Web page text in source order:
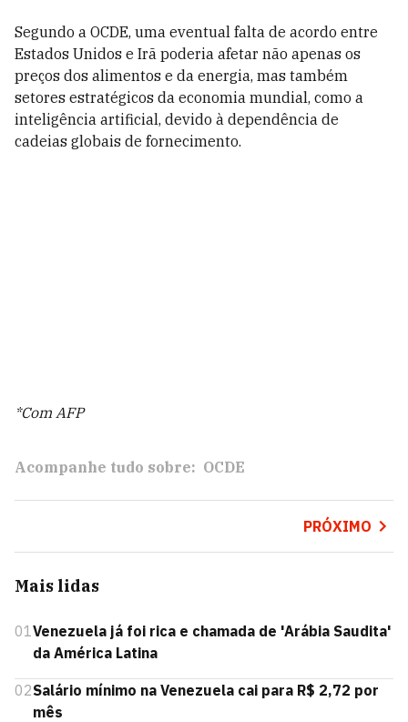
Segundo a OCDE, uma eventual falta de acordo entre
Estados Unidos e Irã poderia afetar não apenas os
preços dos alimentos e da energia, mas também
setores estratégicos da economia mundial, como a
inteligência artificial, devido à dependência de
cadeias globais de fornecimento.
*Com AFP
Acompanhe tudo sobre: OCDE
PRÓXIMO
Mais lidas
01Venezuela já foi rica e chamada de 'Arábia Saudita'
da América Latina
02Salário mínimo na Venezuela cai para R$ 2,72 por
mês